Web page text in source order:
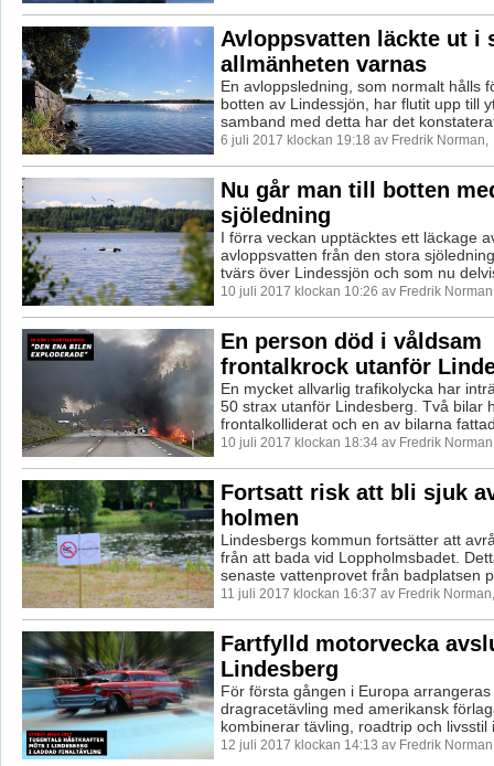
Avloppsvatten läckte ut i
allmänheten varnas
En avloppsledning, som normalt hålls
botten av Lindessjön, har flutit upp till
samband med detta har det
6 juli 2017 klockan 19:18 av Fredrik Norman,
Nu går man till botten
sjöledning
I förra veckan upptäcktes ett läckage
avloppsvatten från den stora
tvärs över Lindessjön och som nu
10 juli 2017 klockan 10:26 av Fredrik
En person död i våldsam
frontalkrock utanför
En mycket allvarlig trafikolycka har
50 strax utanför Lindesberg. Två bilar
frontalkolliderat och en av bilarna
10 juli 2017 klockan 18:34 av Fredrik
Fortsatt risk att bli sjuk
holmen
Lindesbergs kommun fortsätter att
från att bada vid Loppholmsbadet.
senaste vattenprovet från badplatsen
11 juli 2017 klockan 16:37 av Fredrik Norman,
Fartfylld motorvecka
Lindesberg
För första gången i Europa arrangeras
dragracetävling med amerikansk
kombinerar tävling, roadtrip och livsstil
12 juli 2017 klockan 14:13 av Fredrik